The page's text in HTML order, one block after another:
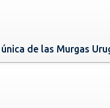
de las Murgas